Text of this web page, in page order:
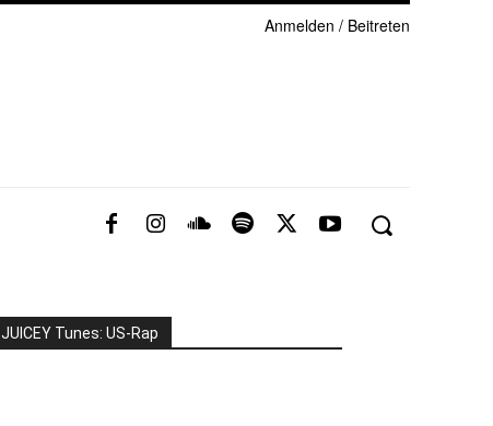
Anmelden / Beitreten
JUICEY Tunes: US-Rap